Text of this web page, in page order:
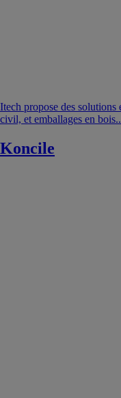
Itech propose des solutions
civil, et emballages en
Koncile